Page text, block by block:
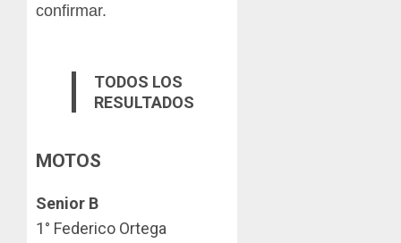
confirmar.
TODOS LOS
RESULTADOS
MOTOS
Senior B
1° Federico Ortega⁣